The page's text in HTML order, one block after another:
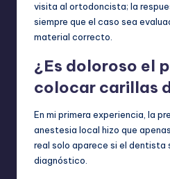
visita al ortodoncista; la
siempre que el caso sea
material correcto.
¿Es doloroso el
colocar carillas
En mi primera experiencia, la
anestesia local hizo que
real solo aparece si el dentista
diagnóstico.